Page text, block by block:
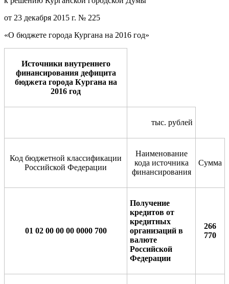
от 23 декабря 2015 г. № 225
«О бюджете города Кургана на 2016 год»
Источники внутреннего
финансирования дефицита
бюджета города Кургана на
2016 год
тыс. рублей
Код бюджетной классификации
Российской Федерации
Наименование
кода источника
финансирования
Сумма
01 02 00 00 00 0000 700
Получение
кредитов от
кредитных
организаций в
валюте
Российской
Федерации
266
770